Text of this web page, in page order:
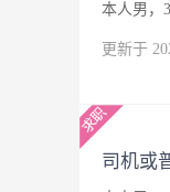
本人男，
更新于
司机或